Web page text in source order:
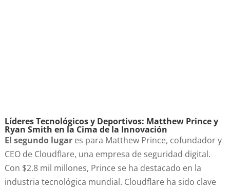
Líderes Tecnológicos y Deportivos: Matthew Prince y
Ryan Smith en la Cima de la Innovación
El segundo lugares para Matthew Prince, cofundador y
CEO de Cloudflare, una empresa de seguridad digital.
Con $2.8 mil millones, Prince se ha destacado en la
industria tecnológica mundial. Cloudflare ha sido clave